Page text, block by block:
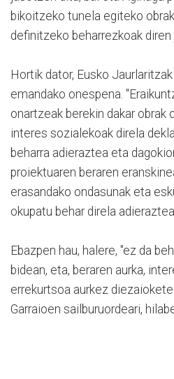
bikoitzeko tunela egiteko
definitzeko beharrezkoak diren
Hortik dator, Eusko
emandako onespena.
onartzeak berekin dakar obrak
interes sozialekoak direla
beharra adieraztea eta
proiektuaren beraren
erasandako ondasunak eta
okupatu behar direla
Ebazpen hau, halere, "ez da
bidean, eta, beraren aurka,
errekurtsoa aurkez
Garraioen sailburuordeari,